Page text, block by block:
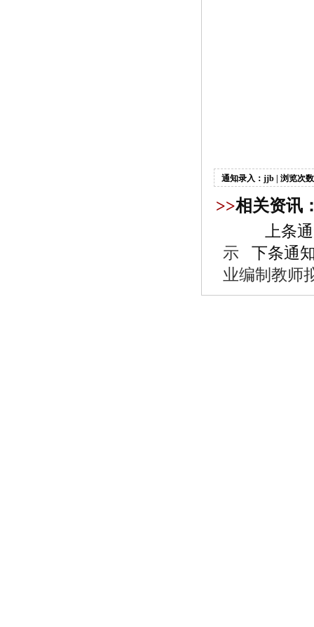
通知录入：jjb | 浏览次数
>>相关资讯
上条
示 下条通
业编制教师